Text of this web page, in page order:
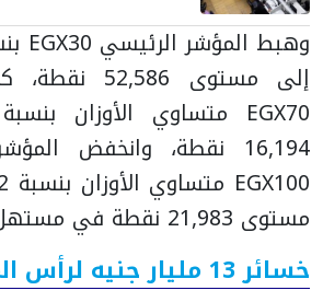
إلى مستوى
16,194 نقطة، وانخفض
مستوى 21,983 نقطة في مستهل الجلسة.
خسائر 13 مليار جنيه لرأس المال السوقي